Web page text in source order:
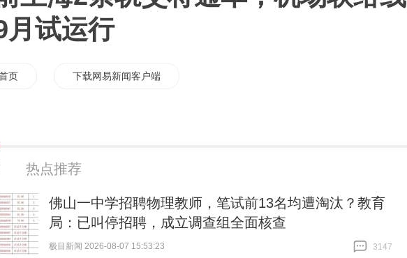
月试运行
页 下载网易新闻客户端
热点推荐
佛山一中学招聘物理教师，笔试前13名均遭淘汰？教育
局：已叫停招聘，成立调查组全面核查
极目新闻 2026-08-07 15:53:23
3147